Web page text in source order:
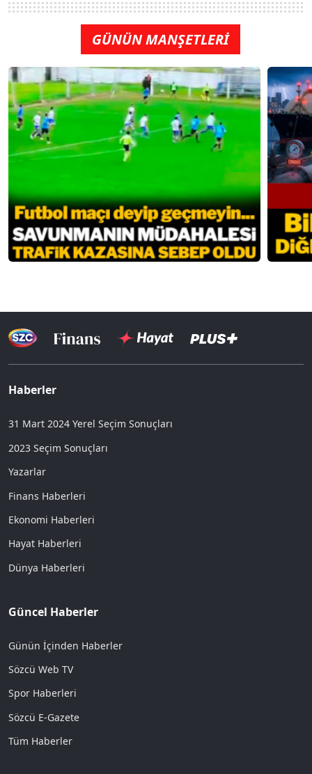
GÜNÜN MANŞETLERİ
Haberler
31 Mart 2024 Yerel Seçim Sonuçları
2023 Seçim Sonuçları
Yazarlar
Finans Haberleri
Ekonomi Haberleri
Hayat Haberleri
Dünya Haberleri
Güncel Haberler
Günün İçinden Haberler
Sözcü Web TV
Spor Haberleri
Sözcü E-Gazete
Tüm Haberler